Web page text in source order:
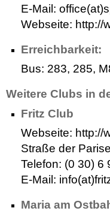
E-Mail:
Webseite: http://
Erreichbarkeit:
Bus: 283, 285,
Weitere Clubs in
Fritz Club
Webseite: http://
Straße der
Telefon: (0 30) 6
E-Mail:
Maria am